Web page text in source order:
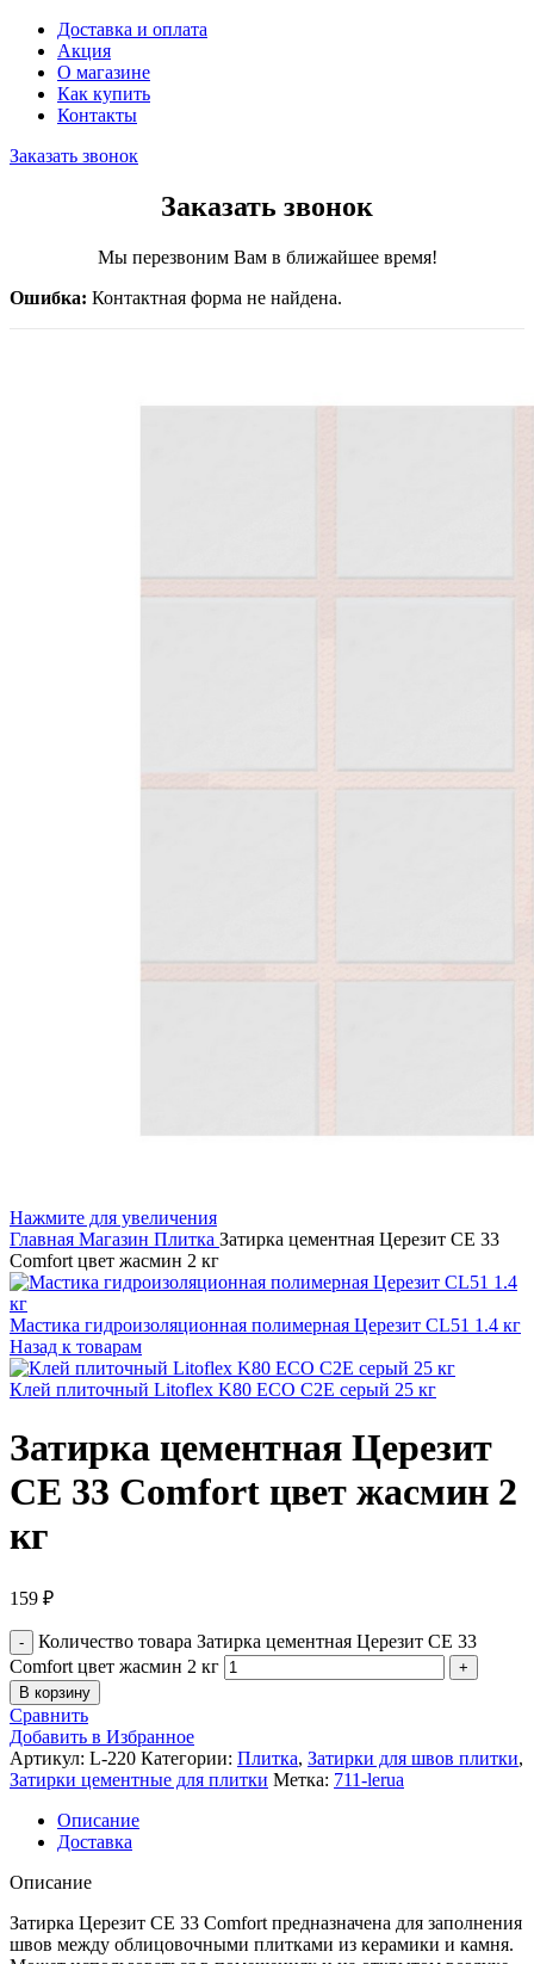
Доставка и оплата
Акция
О магазине
Как купить
Контакты
Заказать звонок
Заказать звонок
Мы перезвоним Вам в ближайшее время!
Ошибка: Контактная форма не найдена.
Нажмите для увеличения
Главная Магазин Плитка Затирка цементная Церезит CE 33
Comfort цвет жасмин 2 кг
Мастика гидроизоляционная полимерная Церезит CL51 1.4 кг
Назад к товарам
Клей плиточный Litoflex K80 ECO С2Е серый 25 кг
Затирка цементная Церезит
CE 33 Comfort цвет жасмин 2
кг
159 ₽
Количество товара Затирка цементная Церезит CE 33
Comfort цвет жасмин 2 кг
В корзину
Сравнить
Добавить в Избранное
Артикул: L-220 Категории: Плитка, Затирки для швов плитки,
Затирки цементные для плитки Метка: 711-lerua
Описание
Доставка
Описание
Затирка Церезит CE 33 Comfort предназначена для заполнения
швов между облицовочными плитками из керамики и камня.